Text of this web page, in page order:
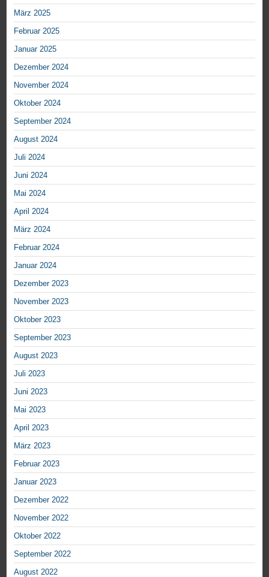
März 2025
Februar 2025
Januar 2025
Dezember 2024
November 2024
Oktober 2024
September 2024
August 2024
Juli 2024
Juni 2024
Mai 2024
April 2024
März 2024
Februar 2024
Januar 2024
Dezember 2023
November 2023
Oktober 2023
September 2023
August 2023
Juli 2023
Juni 2023
Mai 2023
April 2023
März 2023
Februar 2023
Januar 2023
Dezember 2022
November 2022
Oktober 2022
September 2022
August 2022